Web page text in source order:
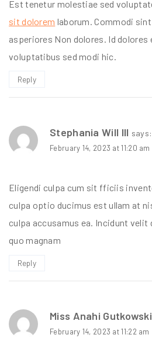
Est tenetur molestiae sed
sit dolorem laborum. Commodi
asperiores Non dolores. Id dolores
voluptatibus sed modi hic.
Reply
Stephania Will III says:
February 14, 2023 at 11:20 am
Eligendi culpa cum sit fficiis
culpa optio ducimus est ullam at
culpa accusamus ea. Incidunt
quo magnam
Reply
Miss Anahi
February 14, 2023 at 11:22 am